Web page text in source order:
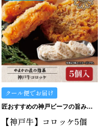
クール便でお届け
匠おすすめの神戸ビーフの旨みたっぷりコロッケです。
【神戸牛】コロッケ5個